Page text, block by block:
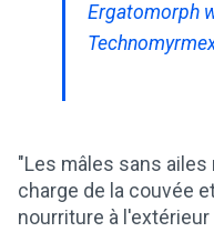
Ergatomorph
"Les mâles sans
charge de la couvée
nourriture à